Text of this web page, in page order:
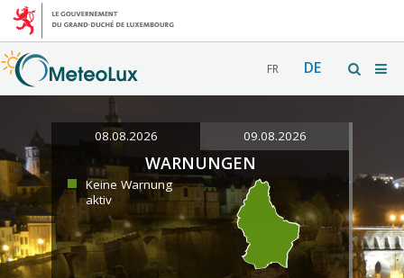
FR DE
08.08.2026 09.08.2026
WARNUNGEN
Keine Warnung
aktiv